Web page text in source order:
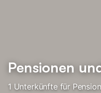
Pensionen
1 Unterkünfte für